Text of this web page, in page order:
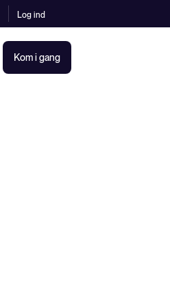
Log ind
Kom i gang